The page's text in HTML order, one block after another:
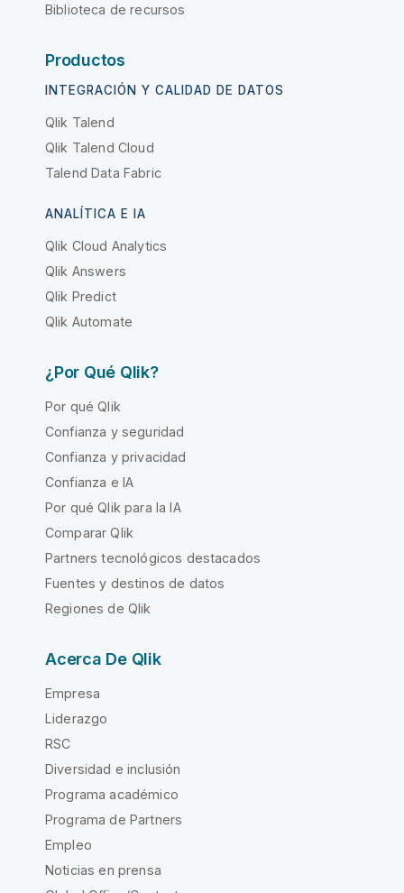
Biblioteca de recursos
Productos
INTEGRACIÓN Y CALIDAD DE DATOS
Qlik Talend
Qlik Talend Cloud
Talend Data Fabric
ANALÍTICA E IA
Qlik Cloud Analytics
Qlik Answers
Qlik Predict
Qlik Automate
¿Por Qué Qlik?
Por qué Qlik
Confianza y seguridad
Confianza y privacidad
Confianza e IA
Por qué Qlik para la IA
Comparar Qlik
Partners tecnológicos destacados
Fuentes y destinos de datos
Regiones de Qlik
Acerca De Qlik
Empresa
Liderazgo
RSC
Diversidad e inclusión
Programa académico
Programa de Partners
Empleo
Noticias en prensa